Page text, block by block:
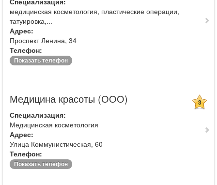
медицинская косметология, пластические операции,
татуировка,...
Адрес:
Проспект Ленина, 34
Телефон:
Показать телефон
Медицина красоты (ООО) 3
Специализация:
Медицинская косметология
Адрес:
Улица Коммунистическая, 60
Телефон:
Показать телефон